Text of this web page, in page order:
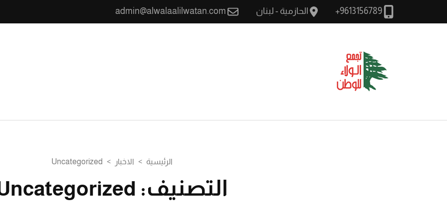
9613156789+ الحازمية - لبنان admin@alwalaalilwatan.com
الرئيسية > الاخبار >
Uncategorized
التصنيف: